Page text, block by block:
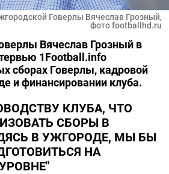
Говерлы Вячеслав Грозный,
фото footballhd.ru
Вячеслав Грозный в
1Football.info
сборах Говерлы, кадровой
и финансировании клуба.
КЛУБА, ЧТО
СБОРЫ В
В УЖГОРОДЕ, МЫ БЫ
НА